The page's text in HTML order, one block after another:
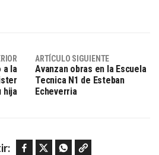
a la
hija
ARTÍCULO SIGUIENTE
Avanzan obras en la Escuela
Tecnica N1 de Esteban
Echeverria
Facebook Twitter WhatsApp Copy link